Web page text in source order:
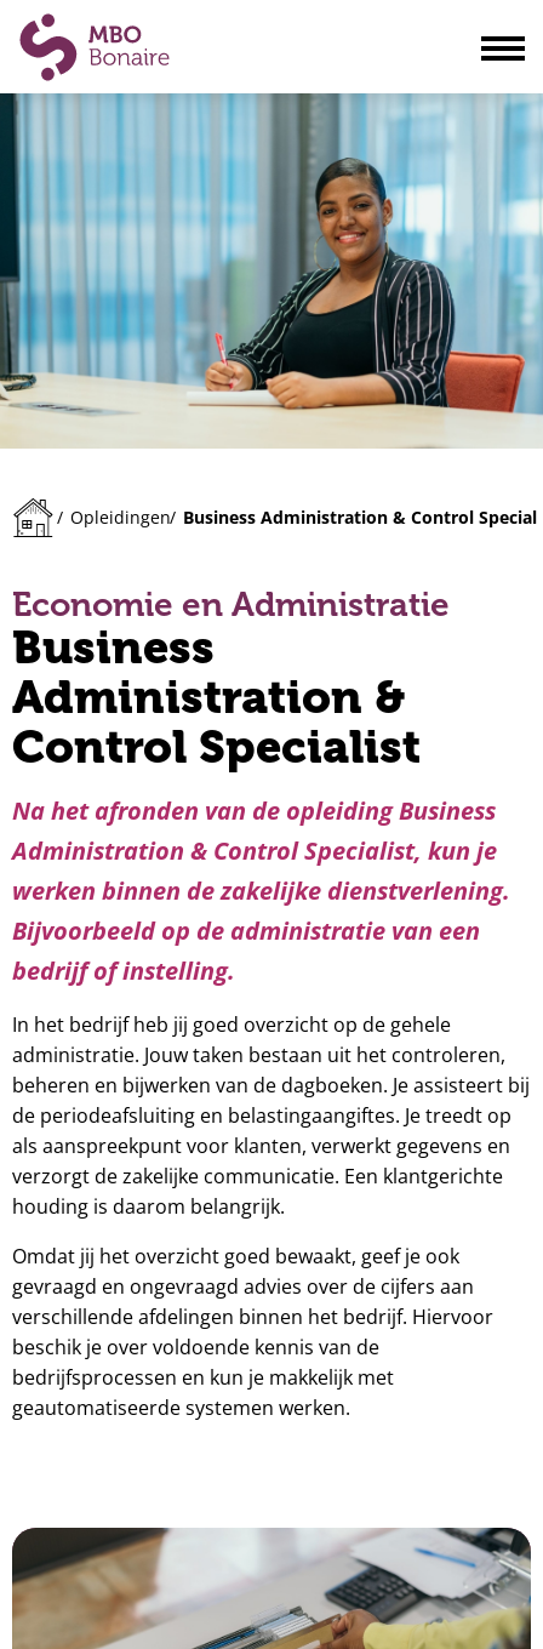
Volwassenen
Bedrijven
Blogs & actualiteiten
Praktisch
/ Opleidingen/ Business Administration & Control
Economie en Administratie
Business
Administration &
Control Specialist
Na het afronden van de opleidingBusiness
Administration & Control Specialist, kun je
werken binnen de zakelijke dienstverlening.
Bijvoorbeeld op de administratie van een
bedrijf of instelling.
In het bedrijf heb jij goed overzicht op de gehele
administratie. Jouw taken bestaan uit het controleren,
beheren en bijwerken van de dagboeken. Je assisteert bij
de periodeafsluiting en belastingaangiftes. Je treedt op
als aanspreekpunt voor klanten, verwerkt gegevens en
verzorgt de zakelijke communicatie. Een klantgerichte
houding is daarom belangrijk.
Omdat jij het overzicht goed bewaakt, geef je ook
gevraagd en ongevraagd advies over de cijfers aan
verschillende afdelingen binnen het bedrijf. Hiervoor
beschik je over voldoende kennis van de
bedrijfsprocessen en kun je makkelijk met
geautomatiseerde systemen werken.